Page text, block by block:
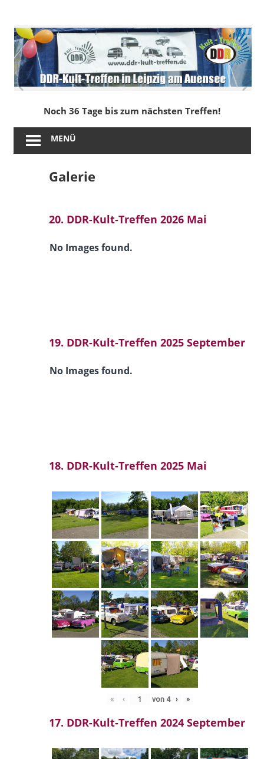
springen
DDR-
Kult-
Treffen
in
Leipzig
am
Noch 36 Tage bis zum nächsten Treffen!
MENÜ
Galerie
20. DDR-Kult-Treffen 2026 Mai
No Images found.
19. DDR-Kult-Treffen 2025 September
No Images found.
18. DDR-Kult-Treffen 2025 Mai
« ‹ von 4 › »
17. DDR-Kult-Treffen 2024 September